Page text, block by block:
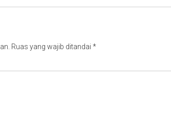
Ruas yang wajib ditandai *